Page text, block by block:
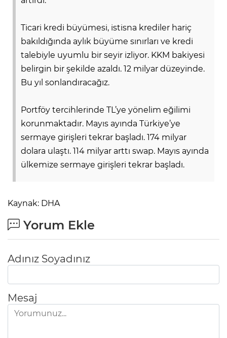
Ticari kredi büyümesi, istisna krediler hariç
bakıldığında aylık büyüme sınırları ve kredi
talebiyle uyumlu bir seyir izliyor. KKM bakiyesi
belirgin bir şekilde azaldı. 12 milyar düzeyinde.
Bu yıl sonlandıracağız.
Portföy tercihlerinde TL’ye yönelim eğilimi
korunmaktadır. Mayıs ayında Türkiye’ye
sermaye girişleri tekrar başladı. 174 milyar
dolara ulaştı. 114 milyar arttı swap. Mayıs ayında
ülkemize sermaye girişleri tekrar başladı.
Kaynak: DHA
Yorum Ekle
Adınız Soyadınız
Mesaj